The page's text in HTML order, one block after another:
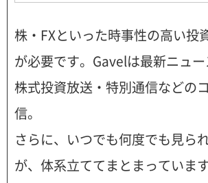
株・FXといった時事性の高い投
が必要です。Gavelは最新ニュ
株式投資放送・特別通信などの
信。
さらに、いつでも何度でも見ら
が、体系立ててまとまっています